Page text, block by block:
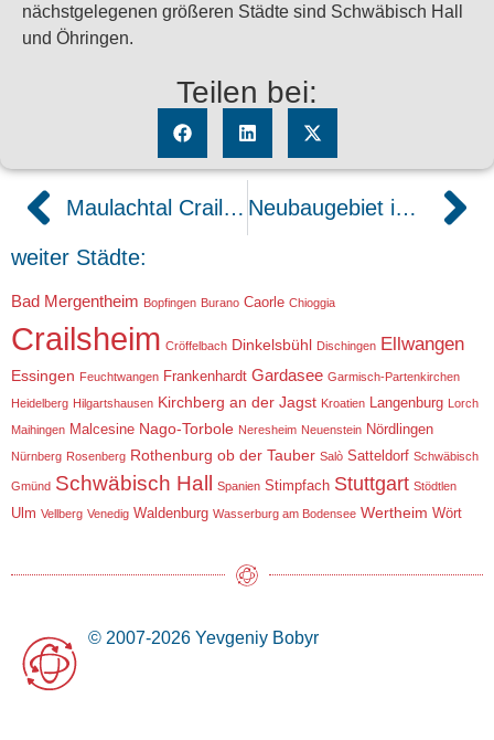
nächstgelegenen größeren Städte sind Schwäbisch Hall
und Öhringen.
Teilen bei:
Maulachtal Crailsheim Neubaugebiet in Westgartshausen Crailsheim
weiter Städte:
Bad Mergentheim Bopfingen Burano Caorle Chioggia
Crailsheim Cröffelbach Dinkelsbühl Dischingen Ellwangen
Essingen Feuchtwangen Frankenhardt Gardasee Garmisch-Partenkirchen
Heidelberg Hilgartshausen Kirchberg an der Jagst Kroatien Langenburg Lorch
Maihingen Malcesine Nago-Torbole Neresheim Neuenstein Nördlingen
Nürnberg Rosenberg Rothenburg ob der Tauber Salò Satteldorf Schwäbisch
Gmünd Schwäbisch Hall Spanien Stimpfach Stuttgart Stödtlen
Ulm Vellberg Venedig Waldenburg Wasserburg am Bodensee Wertheim Wört
© 2007-2026 Yevgeniy Bobyr